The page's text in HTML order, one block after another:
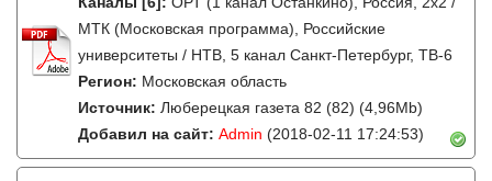
МТК (Московская программа), Российские
университеты / НТВ, 5 канал Санкт-Петербург, ТВ-6
Регион: Московская область
Источник: Люберецкая газета 82 (82) (4,96Mb)
Добавил на сайт: Admin (2018-02-11 17:24:53)